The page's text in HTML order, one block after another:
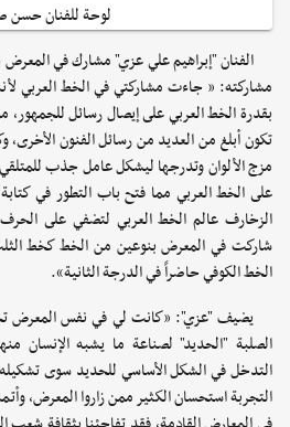
لوحة للفنان حسن
الفنان "إبراهيم علي عزي" مشارك في
مشاركته: « جاءت مشاركتي في الخط العربي
بقدرة الخط العربي على إيصال رسائل للجمهور،
تكون أبلغ من العديد من رسائل الفنون الأخرى،
مزج الألوان وتدرجها ليشكل عامل جذب
على الخط العربي مما فتح باب التطور في
الزخارف عالم الخط العربي لتضفي على
شاركت في المعرض بنوعين من الخط كخط
الخط الكوفي حاضراً في الدرجة الثانية».
يضيف "عزي": «كانت لي في نفس المعرض
الصلبة "الحديد" لصناعة ما يشبه الإنسان
التدخل في الشكل الأساسي للحديد سوى
التجربة استحسان الكثير ممن زاروا المعرض،